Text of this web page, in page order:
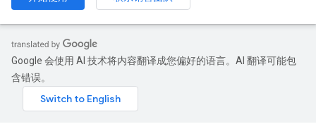
Google 会使用 AI 技术将内容翻译成您偏好的语言。AI 翻译可能包
含错误。